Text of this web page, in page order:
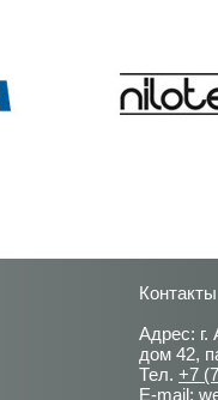
Контакты
Адрес: г.
дом 42,
Тел. +7
E-mail: